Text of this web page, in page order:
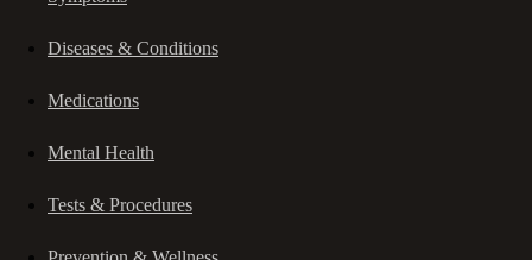
Diseases & Conditions
Medications
Mental Health
Tests & Procedures